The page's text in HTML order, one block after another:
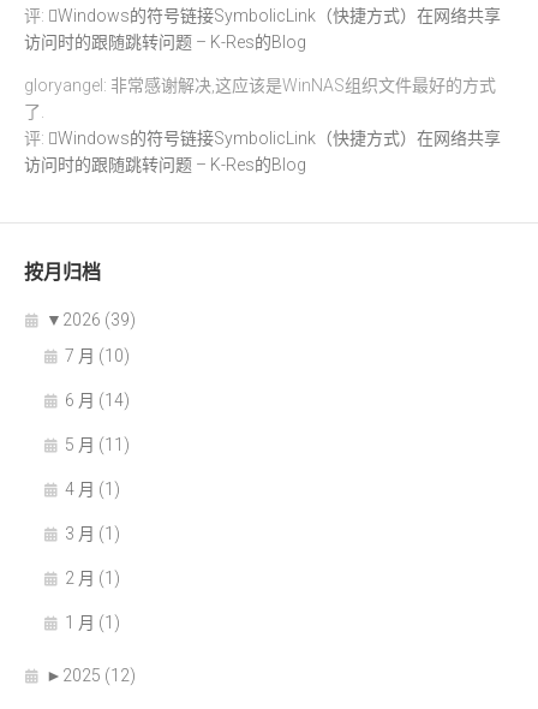
评:
Windows的符号链接SymbolicLink（快捷方式）在网络共享
访问时的跟随跳转问题 – K-Res的Blog
gloryangel: 非常感谢解决,这应该是WinNAS组织文件最好的方式
了.
评:
Windows的符号链接SymbolicLink（快捷方式）在网络共享
访问时的跟随跳转问题 – K-Res的Blog
按月归档
▼ 2026 (39)
7 月 (10)
6 月 (14)
5 月 (11)
4 月 (1)
3 月 (1)
2 月 (1)
1 月 (1)
► 2025 (12)